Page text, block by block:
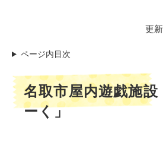
更
ページ内目次
名取市屋内遊戯施
ーく」